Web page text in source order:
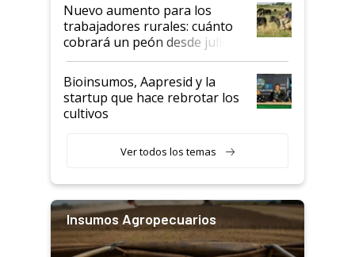
Nuevo aumento para los
trabajadores rurales: cuánto
cobrará un peón desde julio
Bioinsumos, Aapresid y la
startup que hace rebrotar los
cultivos
Ver todos los temas
Insumos Agropecuarios